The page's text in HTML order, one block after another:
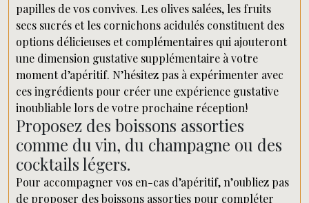
papilles de vos convives. Les olives salées, les fruits
secs sucrés et les cornichons acidulés constituent des
options délicieuses et complémentaires qui ajouteront
une dimension gustative supplémentaire à votre
moment d’apéritif. N’hésitez pas à expérimenter avec
ces ingrédients pour créer une expérience gustative
inoubliable lors de votre prochaine réception!
Proposez des boissons assorties
comme du vin, du champagne ou des
cocktails légers.
Pour accompagner vos en-cas d’apéritif, n’oubliez pas
de proposer des boissons assorties pour compléter